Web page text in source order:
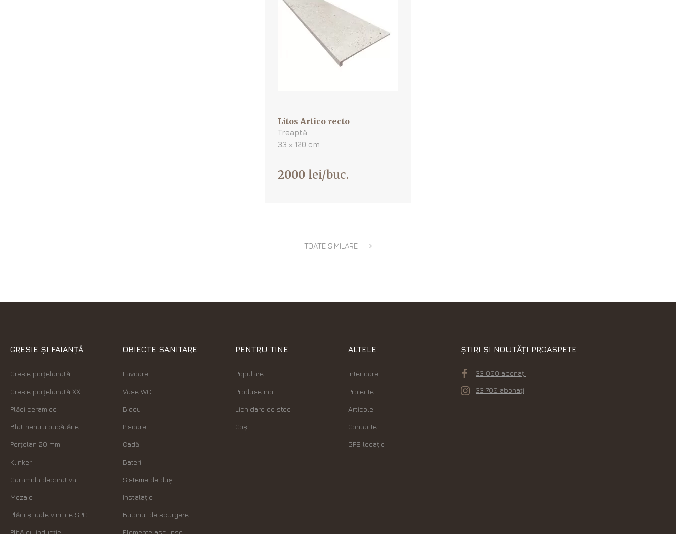
Litos Artico recto
Treaptă
33 х 120 cm
2000 lei/buc.
TOATE SIMILARE
GRESIE ȘI FAIANȚĂ
Gresie porțelanată
Gresie porțelanată XXL
Plăci ceramice
Blat pentru bucătărie
Porțelan 20 mm
Klinker
Caramida decorativa
Mozaic
Plăci şi dale vinilice SPC
Plită cu inducție
OBIECTE SANITARE
Lavoare
Vase WC
Bideu
Pisoare
Cadă
Baterii
Sisteme de duș
Instalație
Butonul de scurgere
Elemente ascunse
PENTRU TINE
Populare
Produse noi
Lichidare de stoc
Coș
ALTELE
Interioare
Proiecte
Articole
Contacte
GPS locație
ȘTIRI ȘI NOUTĂȚI PROASPETE
33 000 abonați
33 700 abonați